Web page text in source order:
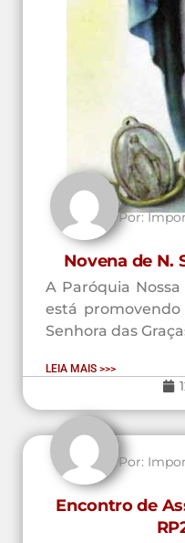
Por:
Novena de N.
A Paróquia
está
Senhora das
LEIA MAIS >>>
Por:
Encontro de